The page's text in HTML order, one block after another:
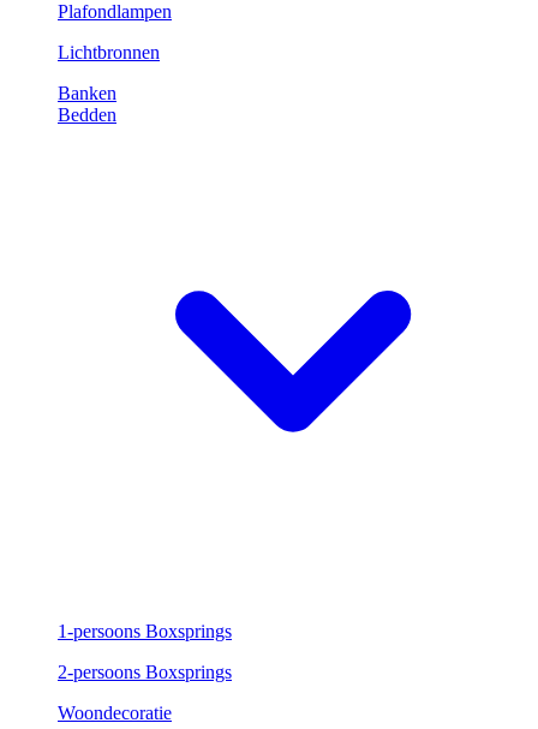
Plafondlampen
Lichtbronnen
Banken
Bedden
1-persoons Boxsprings
2-persoons Boxsprings
Woondecoratie